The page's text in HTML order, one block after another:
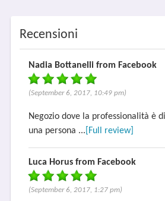
Recensioni
Nadia Bottanelli from Facebook
(September 6, 2017, 10:49 pm)
Negozio dove la professionalità è
una persona ... [Full review]
Luca Horus from Facebook
(September 6, 2017, 1:27 pm)